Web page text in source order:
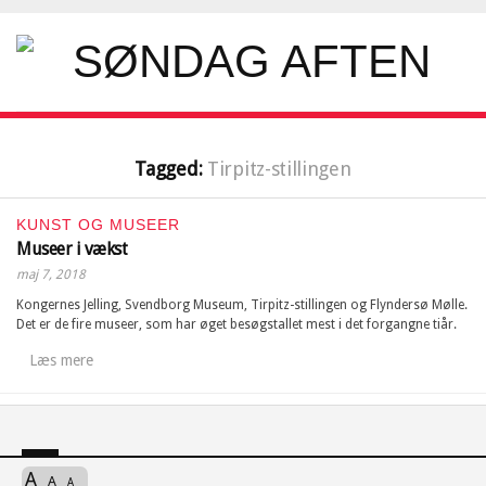
Tagged: Tirpitz-stillingen
KUNST OG MUSEER
Museer i vækst
maj 7, 2018
Kongernes Jelling, Svendborg Museum, Tirpitz-stillingen og Flyndersø Mølle.
Det er de fire museer, som har øget besøgstallet mest i det forgangne tiår.
Læs mere
A A A